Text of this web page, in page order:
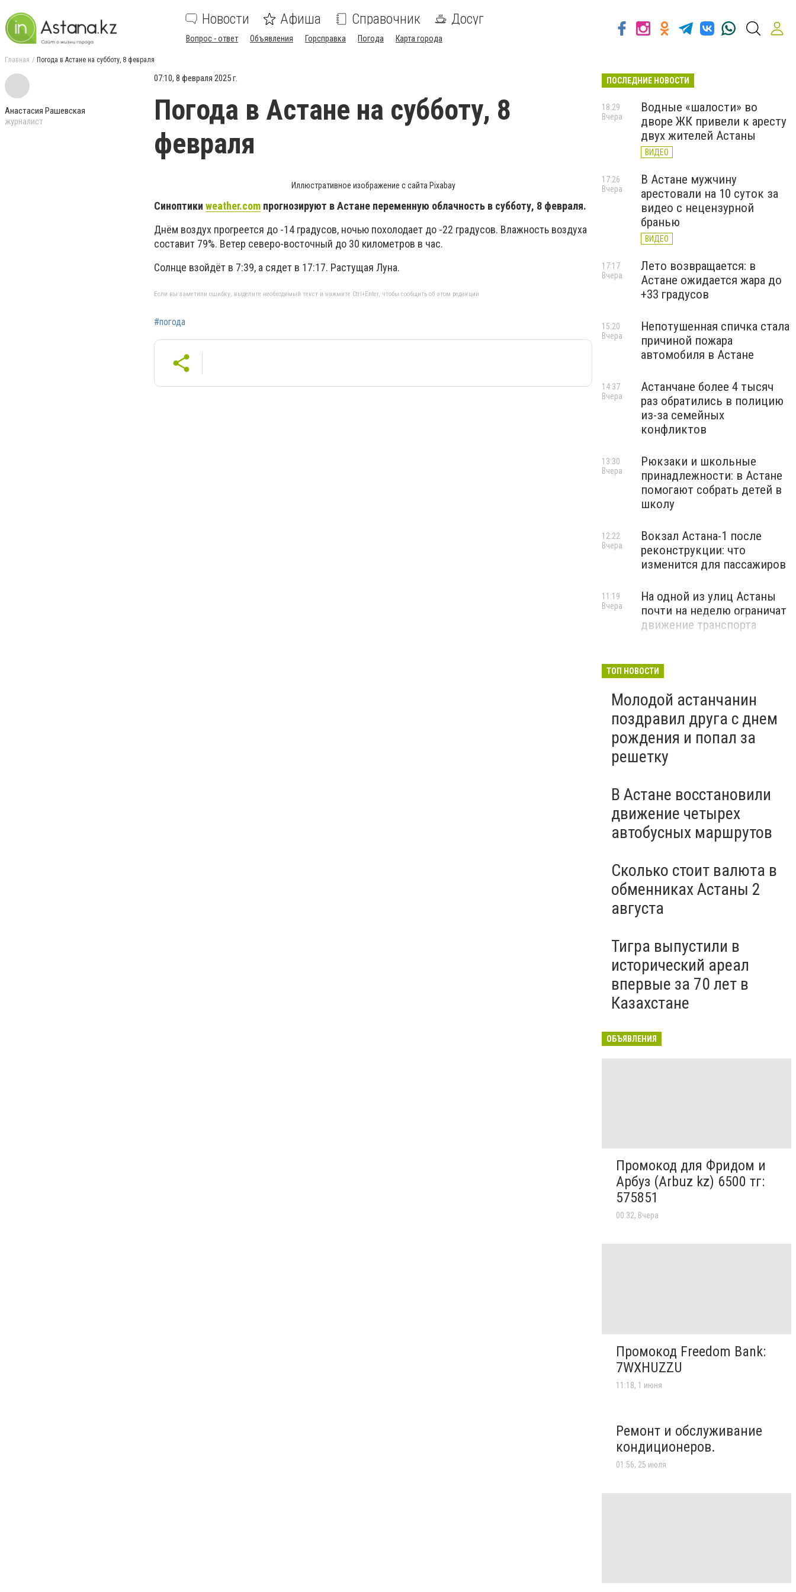
Новости Афиша Справочник Досуг
Вопрос - ответ Объявления Горсправка Погода Карта города
Главная Погода в Астане на субботу, 8 февраля
Анастасия Рашевская
журналист
07:10, 8 февраля 2025 г.
Погода в Астане на субботу, 8
февраля
Иллюстративное изображение с сайта Pixabay
Синоптики weather.com прогнозируют в Астане переменную облачность в субботу, 8 февраля.
Днём воздух прогреется до -14 градусов, ночью похолодает до -22 градусов. Влажность воздуха
составит 79%. Ветер северо-восточный до 30 километров в час.
Солнце взойдёт в 7:39, а сядет в 17:17. Растущая Луна.
Если вы заметили ошибку, выделите необходимый текст и нажмите Ctrl+Enter, чтобы сообщить об этом редакции
#погода
ПОСЛЕДНИЕ НОВОСТИ
Водные «шалости» во
дворе ЖК привели к аресту
двух жителей Астаны
ВИДЕО
18:29
Вчера
В Астане мужчину
арестовали на 10 суток за
видео с нецензурной
бранью
ВИДЕО
17:26
Вчера
Лето возвращается: в
Астане ожидается жара до
+33 градусов
17:17
Вчера
Непотушенная спичка стала
причиной пожара
автомобиля в Астане
15:20
Вчера
Астанчане более 4 тысяч
раз обратились в полицию
из-за семейных
конфликтов
14:37
Вчера
Рюкзаки и школьные
принадлежности: в Астане
помогают собрать детей в
школу
13:30
Вчера
Вокзал Астана-1 после
реконструкции: что
изменится для пассажиров
12:22
Вчера
На одной из улиц Астаны
почти на неделю ограничат
движение транспорта
11:19
Вчера
ТОП НОВОСТИ
Молодой астанчанин
поздравил друга с днем
рождения и попал за
решетку
В Астане восстановили
движение четырех
автобусных маршрутов
Сколько стоит валюта в
обменниках Астаны 2
августа
Тигра выпустили в
исторический ареал
впервые за 70 лет в
Казахстане
ОБЪЯВЛЕНИЯ
Промокод для Фридом и
Арбуз (Arbuz kz) 6500 тг:
575851
00:32, Вчера
Промокод Freedom Bank:
7WXHUZZU
11:18, 1 июня
Ремонт и обслуживание
кондиционеров.
01:56, 25 июля